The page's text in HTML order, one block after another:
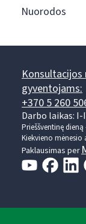
Nuorodos
Konsultacijos
gyventojams:
+370 5 260
Darbo laikas: I-
Prieššventinę
Kiekvieno mėnesio
Paklausimas per